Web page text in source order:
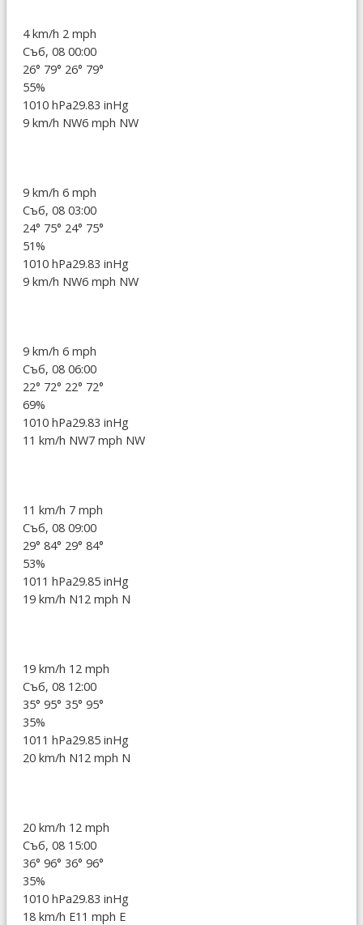
4 km/h 2 mph
Съб, 08 00:00
26° 79° 26° 79°
55%
1010 hPa29.83 inHg
9 km/h NW6 mph NW
9 km/h 6 mph
Съб, 08 03:00
24° 75° 24° 75°
51%
1010 hPa29.83 inHg
9 km/h NW6 mph NW
9 km/h 6 mph
Съб, 08 06:00
22° 72° 22° 72°
69%
1010 hPa29.83 inHg
11 km/h NW7 mph NW
11 km/h 7 mph
Съб, 08 09:00
29° 84° 29° 84°
53%
1011 hPa29.85 inHg
19 km/h N12 mph N
19 km/h 12 mph
Съб, 08 12:00
35° 95° 35° 95°
35%
1011 hPa29.85 inHg
20 km/h N12 mph N
20 km/h 12 mph
Съб, 08 15:00
36° 96° 36° 96°
35%
1010 hPa29.83 inHg
18 km/h E11 mph E